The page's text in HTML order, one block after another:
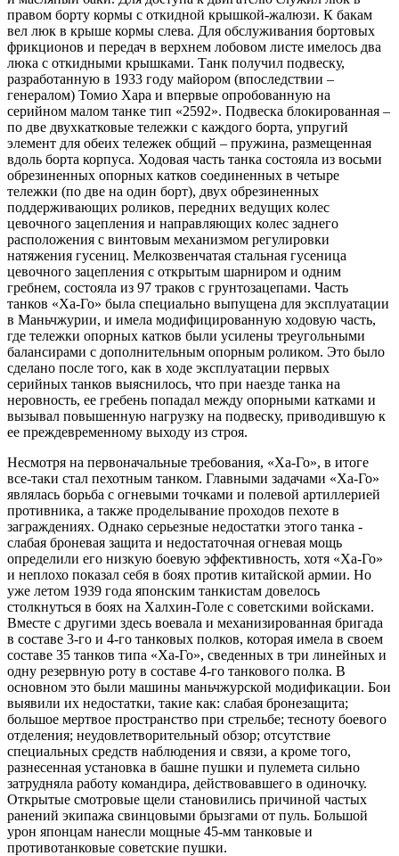
правом борту кормы с откидной крышкой-жалюзи. К бакам
вел люк в крыше кормы слева. Для обслуживания бортовых
фрикционов и передач в верхнем лобовом листе имелось два
люка с откидными крышками. Танк получил подвеску,
разработанную в 1933 году майором (впоследствии –
генералом) Томио Хара и впервые опробованную на
серийном малом танке тип «2592». Подвеска блокированная –
по две двухкатковые тележки с каждого борта, упругий
элемент для обеих тележек общий – пружина, размещенная
вдоль борта корпуса. Ходовая часть танка состояла из восьми
обрезиненных опорных катков соединенных в четыре
тележки (по две на один борт), двух обрезиненных
поддерживающих роликов, передних ведущих колес
цевочного зацепления и направляющих колес заднего
расположения с винтовым механизмом регулировки
натяжения гусениц. Мелкозвенчатая стальная гусеница
цевочного зацепления с открытым шарниром и одним
гребнем, состояла из 97 траков с грунтозацепами. Часть
танков «Ха-Го» была специально выпущена для эксплуатации
в Маньчжурии, и имела модифицированную ходовую часть,
где тележки опорных катков были усилены треугольными
балансирами с дополнительным опорным роликом. Это было
сделано после того, как в ходе эксплуатации первых
серийных танков выяснилось, что при наезде танка на
неровность, ее гребень попадал между опорными катками и
вызывал повышенную нагрузку на подвеску, приводившую к
ее преждевременному выходу из строя.
Несмотря на первоначальные требования, «Ха-Го», в итоге
все-таки стал пехотным танком. Главными задачами «Ха-Го»
являлась борьба с огневыми точками и полевой артиллерией
противника, а также проделывание проходов пехоте в
заграждениях. Однако серьезные недостатки этого танка -
слабая броневая защита и недостаточная огневая мощь
определили его низкую боевую эффективность, хотя «Xa-Го»
и неплохо показал себя в боях против китайской армии. Но
уже летом 1939 года японским танкистам довелось
столкнуться в боях на Халхин-Голе с советскими войсками.
Вместе с другими здесь воевала и механизированная бригада
в составе 3-го и 4-го танковых полков, которая имела в своем
составе 35 танков типа «Ха-Го», сведенных в три линейных и
одну резервную роту в составе 4-го танкового полка. В
основном это были машины маньчжурской модификации. Бои
выявили их недостатки, такие как: слабая бронезащита;
большое мертвое пространство при стрельбе; тесноту боевого
отделения; неудовлетворительный обзор; отсутствие
специальных средств наблюдения и связи, а кроме того,
разнесенная установка в башне пушки и пулемета сильно
затрудняла работу командира, действовавшего в одиночку.
Открытые смотровые щели становились причиной частых
ранений экипажа свинцовыми брызгами от пуль. Большой
урон японцам нанесли мощные 45-мм танковые и
противотанковые советские пушки.